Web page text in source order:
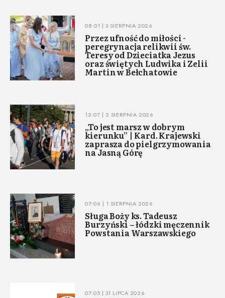
08:01 | 3 SIERPNIA 2026
Przez ufność do miłości -
peregrynacja relikwii św.
Teresy od Dzieciatka Jezus
oraz świętych Ludwika i Zelii
Martin w Bełchatowie
12:07 | 2 SIERPNIA 2026
„To jest marsz w dobrym
kierunku” | Kard. Krajewski
zaprasza do pielgrzymowania
na Jasną Górę
07:06 | 1 SIERPNIA 2026
Sługa Boży ks. Tadeusz
Burzyński – łódzki męczennik
Powstania Warszawskiego
07:05 | 31 LIPCA 2026